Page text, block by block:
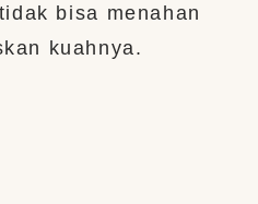
bisa menahan
kuahnya.